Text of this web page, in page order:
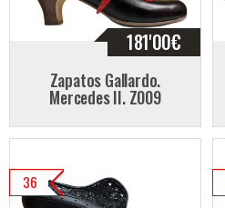
181'00€
Zapatos Gallardo.
Mercedes II. Z009
36